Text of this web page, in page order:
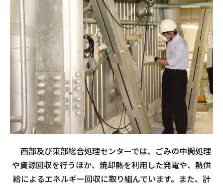
西部及び東部総合処理センターでは、ごみの中間処理
や資源回収を行うほか、焼却熱を利用した発電や、熱供
給によるエネルギー回収に取り組んでいます。また、計